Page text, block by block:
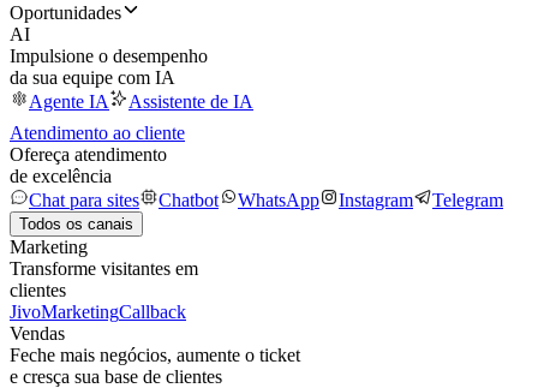
Oportunidades
AI
Impulsione o desempenho
da sua equipe com IA
Agente IA
Assistente de IA
Atendimento ao cliente
Ofereça atendimento
de excelência
Chat para sites
Chatbot WhatsApp Instagram Telegram
Todos os canais
Marketing
Transforme visitantes em
clientes
JivoMarketingCallback
Vendas
Feche mais negócios, aumente o ticket
e cresça sua base de clientes